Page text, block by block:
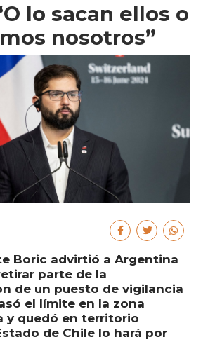
lo sacan ellos o
nosotros”
Boric advirtió a Argentina
parte de la
de un puesto de vigilancia
el límite en la zona
y quedó en territorio
de Chile lo hará por